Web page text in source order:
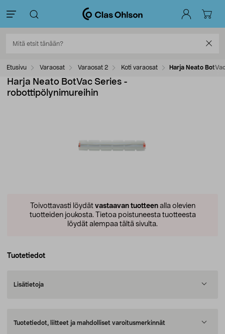
Etusivu Varaosat Varaosat 2 Koti varaosat Harja Neato
Harja Neato BotVac Series -
robottipölynimureihin
Toivottavasti löydät vastaavan tuotteenalla olevien
tuotteiden joukosta. Tietoa poistuneesta tuotteesta
löydät alempaa tältä sivulta.
Tuotetiedot
Lisätietoja
Tuotetiedot, liitteet ja mahdolliset varoitusmerkinnät